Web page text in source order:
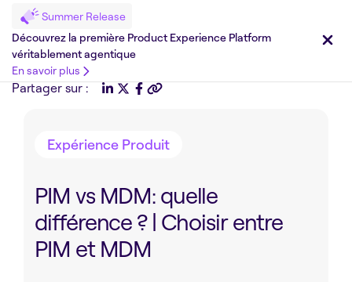
Summer Release
Découvrez la première Product Experience Platform
véritablement agentique
En savoir plus
Partager sur :
Expérience Produit
PIM vs MDM: quelle
différence ? | Choisir entre
PIM et MDM